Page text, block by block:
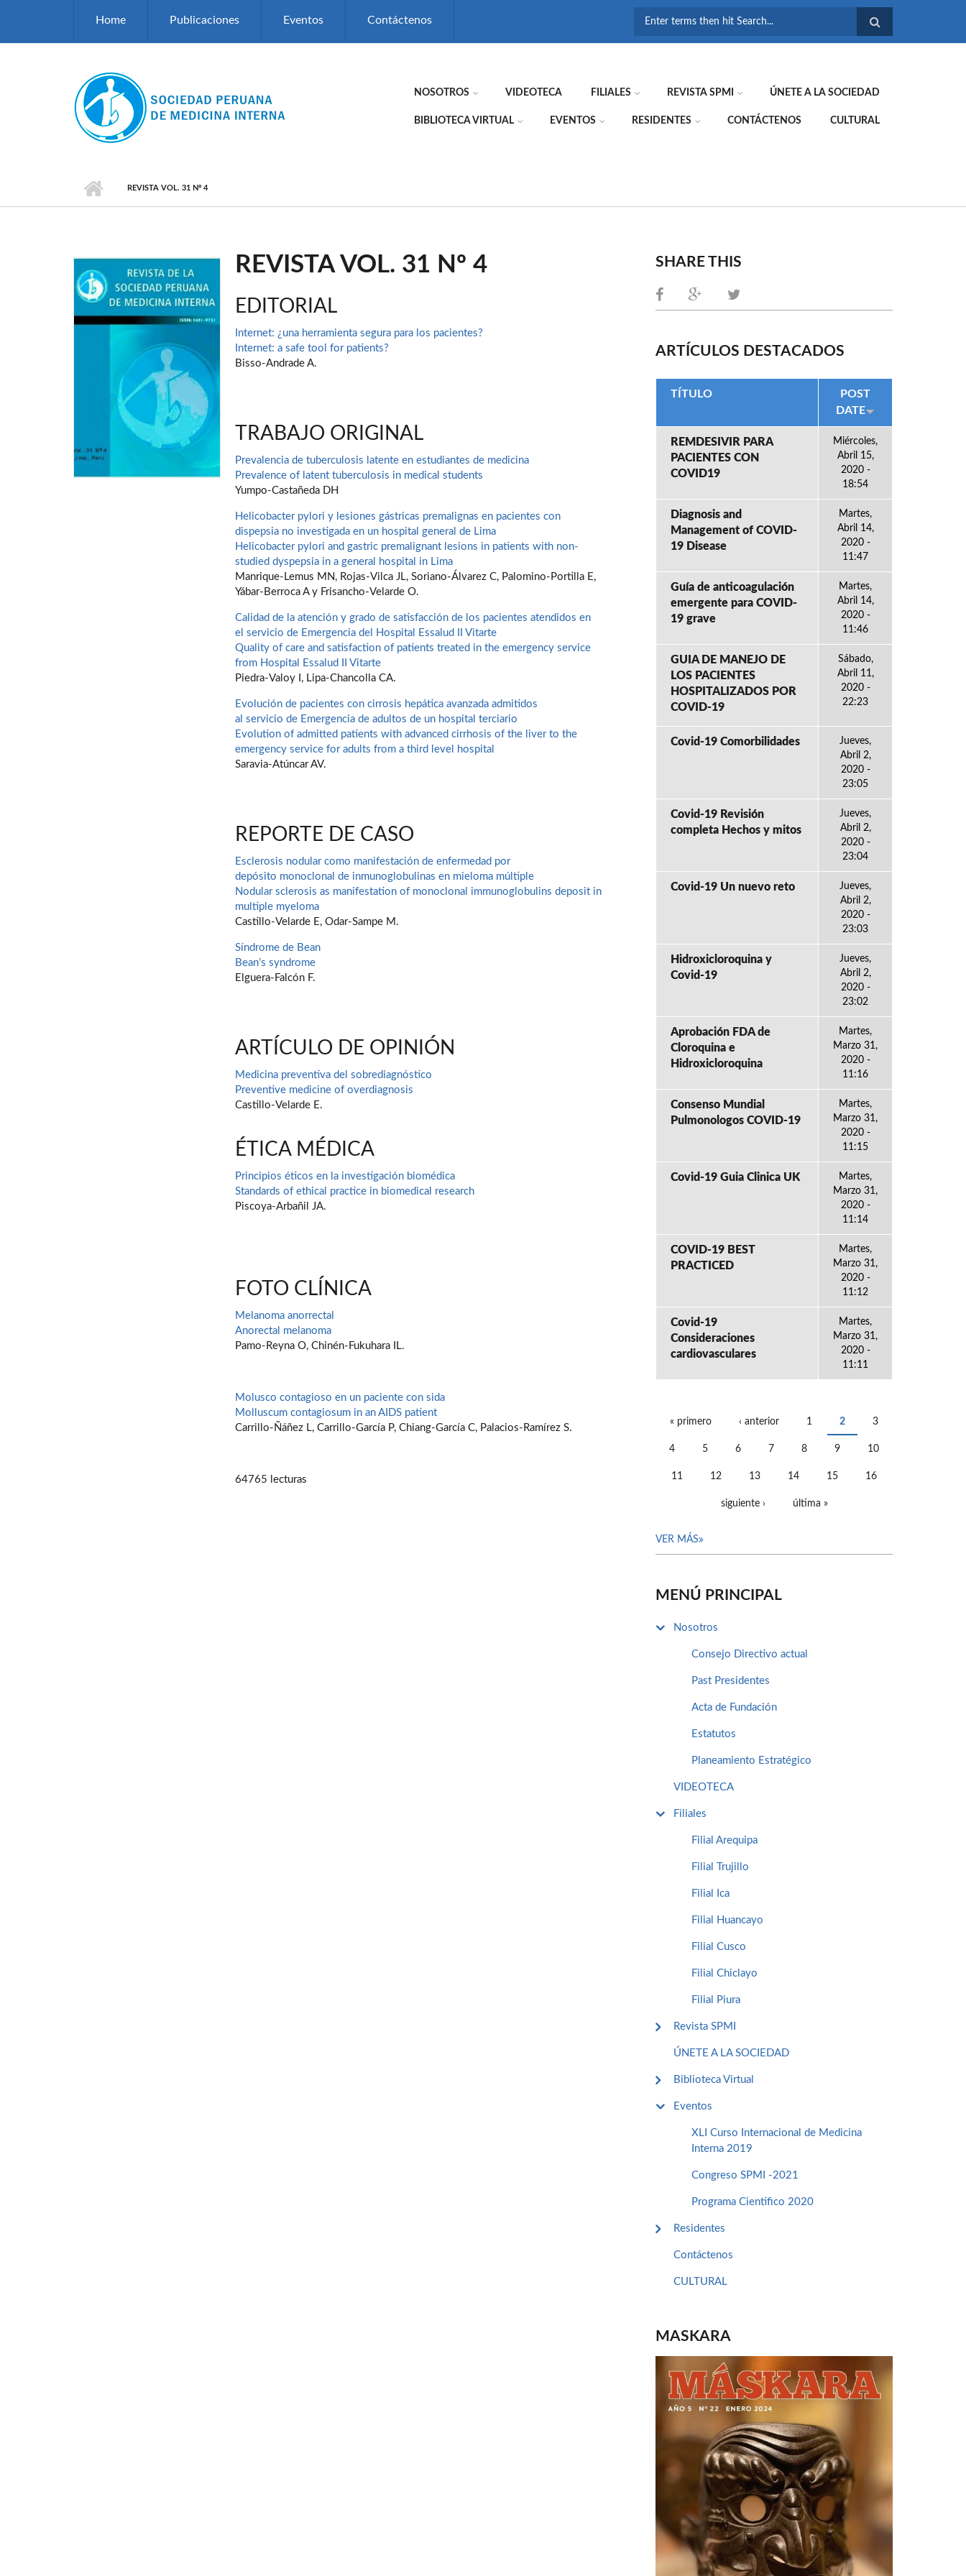
Home Publicaciones Eventos Contáctenos
NOSOTROS VIDEOTECA FILIALES REVISTA SPMI ÚNETE A LA SOCIEDAD
BIBLIOTECA VIRTUAL EVENTOS RESIDENTES CONTÁCTENOS CULTURAL
REVISTA VOL. 31 Nº 4
REVISTA VOL. 31 Nº 4
EDITORIAL
Internet: ¿una herramienta segura para los pacientes?
Internet: a safe tool for patients?
Bisso-Andrade A.
TRABAJO ORIGINAL
Prevalencia de tuberculosis latente en estudiantes de medicina
Prevalence of latent tuberculosis in medical students
Yumpo-Castañeda DH
Helicobacter pylori y lesiones gástricas premalignas en pacientes con
dispepsia no investigada en un hospital general de Lima
Helicobacter pylori and gastric premalignant lesions in patients with non-
studied dyspepsia in a general hospital in Lima
Manrique-Lemus MN, Rojas-Vilca JL, Soriano-Álvarez C, Palomino-Portilla E,
Yábar-Berroca A y Frisancho-Velarde O.
Calidad de la atención y grado de satisfacción de los pacientes atendidos en
el servicio de Emergencia del Hospital Essalud II Vitarte
Quality of care and satisfaction of patients treated in the emergency service
from Hospital Essalud II Vitarte
Piedra-Valoy I, Lipa-Chancolla CA.
Evolución de pacientes con cirrosis hepática avanzada admitidos
al servicio de Emergencia de adultos de un hospital terciario
Evolution of admitted patients with advanced cirrhosis of the liver to the
emergency service for adults from a third level hospital
Saravia-Atúncar AV.
REPORTE DE CASO
Esclerosis nodular como manifestación de enfermedad por
depósito monoclonal de inmunoglobulinas en mieloma múltiple
Nodular sclerosis as manifestation of monoclonal immunoglobulins deposit in
multiple myeloma
Castillo-Velarde E, Odar-Sampe M.
Síndrome de Bean
Bean’s syndrome
Elguera-Falcón F.
ARTÍCULO DE OPINIÓN
Medicina preventiva del sobrediagnóstico
Preventive medicine of overdiagnosis
Castillo-Velarde E.
ÉTICA MÉDICA
Principios éticos en la investigación biomédica
Standards of ethical practice in biomedical research
Piscoya-Arbañil JA.
FOTO CLÍNICA
Melanoma anorrectal
Anorectal melanoma
Pamo-Reyna O, Chinén-Fukuhara IL.
Molusco contagioso en un paciente con sida
Molluscum contagiosum in an AIDS patient
Carrillo-Ñáñez L, Carrillo-García P, Chiang-García C, Palacios-Ramírez S.
64765 lecturas
SHARE THIS
ARTÍCULOS DESTACADOS
TÍTULO
POST
DATE
REMDESIVIR PARA
PACIENTES CON
COVID19
Miércoles,
Abril 15,
2020 -
18:54
Diagnosis and
Management of COVID-
19 Disease
Martes,
Abril 14,
2020 -
11:47
Guía de anticoagulación
emergente para COVID-
19 grave
Martes,
Abril 14,
2020 -
11:46
GUIA DE MANEJO DE
LOS PACIENTES
HOSPITALIZADOS POR
COVID-19
Sábado,
Abril 11,
2020 -
22:23
Covid-19 Comorbilidades
Jueves,
Abril 2,
2020 -
23:05
Covid-19 Revisión
completa Hechos y mitos
Jueves,
Abril 2,
2020 -
23:04
Covid-19 Un nuevo reto
Jueves,
Abril 2,
2020 -
23:03
Hidroxicloroquina y
Covid-19
Jueves,
Abril 2,
2020 -
23:02
Aprobación FDA de
Cloroquina e
Hidroxicloroquina
Martes,
Marzo 31,
2020 -
11:16
Consenso Mundial
Pulmonologos COVID-19
Martes,
Marzo 31,
2020 -
11:15
Covid-19 Guia Clinica UK
Martes,
Marzo 31,
2020 -
11:14
COVID-19 BEST
PRACTICED
Martes,
Marzo 31,
2020 -
11:12
Covid-19
Consideraciones
cardiovasculares
Martes,
Marzo 31,
2020 -
11:11
« primero ‹ anterior 1 2 3
4 5 6 7 8 9 10
11 12 13 14 15 16
siguiente › última »
VER MÁS
MENÚ PRINCIPAL
Nosotros
Consejo Directivo actual
Past Presidentes
Acta de Fundación
Estatutos
Planeamiento Estratégico
VIDEOTECA
Filiales
Filial Arequipa
Filial Trujillo
Filial Ica
Filial Huancayo
Filial Cusco
Filial Chiclayo
Filial Piura
Revista SPMI
ÚNETE A LA SOCIEDAD
Biblioteca Virtual
Eventos
XLI Curso Internacional de Medicina
Interna 2019
Congreso SPMI -2021
Programa Cientifico 2020
Residentes
Contáctenos
CULTURAL
MASKARA